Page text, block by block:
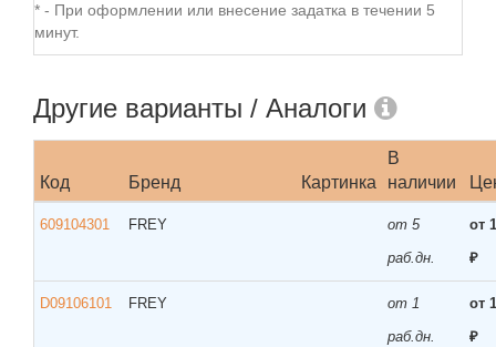
* - При оформлении или внесение задатка в течении 5
минут.
Другие варианты / Аналоги
Код Бренд Картинка
В
наличии
609104301 FREY
от 5
раб.дн.
от
₽
D09106101 FREY
от 1
раб.дн.
от
₽